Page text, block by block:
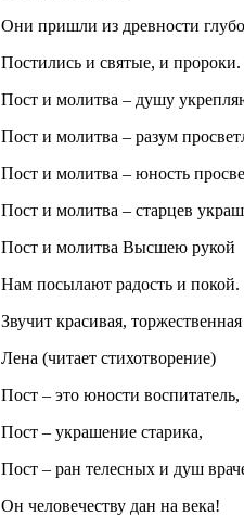
Они пришли из древности
Постились и святые, и пророки.
Пост и молитва – душу
Пост и молитва – разум
Пост и молитва – юность
Пост и молитва – старцев
Пост и молитва Высшею рукой
Нам посылают радость и покой.
Звучит красивая,
Лена (читает стихотворение)
Пост – это юности воспитатель,
Пост – украшение старика,
Пост – ран телесных и душ
Он человечеству дан на века!